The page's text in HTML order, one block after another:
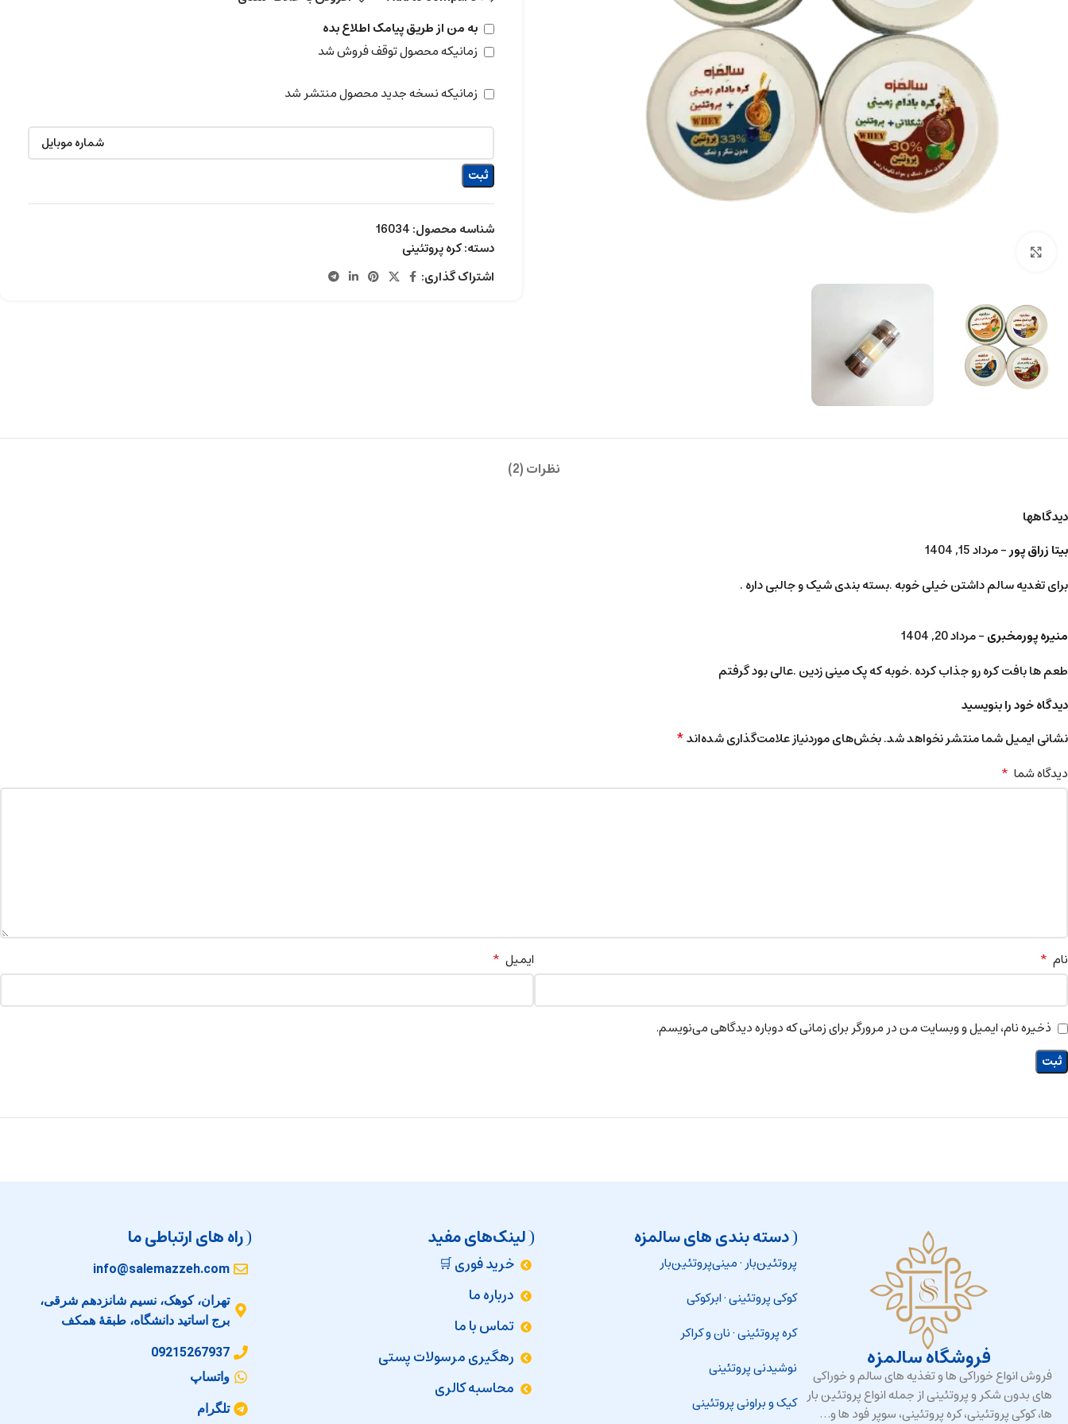
به من از طریق پیامک اطلاع بده
زمانیکه محصول توقف فروش شد
زمانیکه نسخه جدید محصول منتشر شد
ثبت
شناسه محصول:16034
دسته:کره پروتئینی
اشتراک گذاری:
نظرات (2)
دیدگاهها
بیتا زراق پور–مرداد 15, 1404
برای تغدیه سالم داشتن خیلی خوبه .بسته بندی شیک و جالبی داره .
منیره پورمخبری–مرداد 20, 1404
طعم ها بافت کره‌ رو جذاب کرده .خوبه که پک مینی زدین .عالی بود گرفتم
دیدگاه خود را بنویسید
نشانی ایمیل شما منتشر نخواهد شد.بخش‌های موردنیاز علامت‌گذاری شده‌اند*
دیدگاه شما *
نام * ایمیل *
ذخیره نام، ایمیل و وبسایت من در مرورگر برای زمانی که دوباره دیدگاهی می‌نویسم.
فروشگاه سالمزه
فروش انواع خوراکی ها و تغذیه های سالم و خوراکی
های بدون شکر و پروتئینی از جمله انواع پروتئین بار
ها، کوکی پروتئینی، کره پروتئینی، سوپر فود ها و…
دسته بندی های سالمزه
پروتئین‌بار·مینی‌پروتئین‌بار
کوکی پروتئینی·ابرکوکی
کره پروتئینی·نان و کراکر
نوشیدنی پروتئینی
کیک و براونی پروتئینی
لینک‌های مفید
خرید فوری 🛒
درباره ما
تماس با ما
رهگیری مرسولات پستی
محاسبه کالری
راه های ارتباطی ما
info@salemazzeh.com
تهران، کوهک، نسیم شانزدهم شرقی،
برج اساتید دانشگاه، طبقهٔ همکف
09215267937
واتساپ
تلگرام